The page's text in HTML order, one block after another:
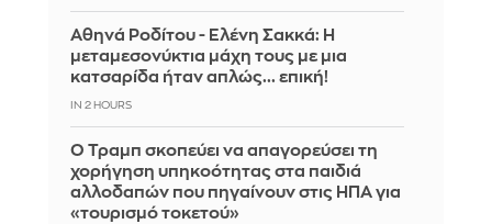
Αθηνά Ροδίτου - Ελένη Σακκά: Η
μεταμεσονύκτια μάχη τους με μια
κατσαρίδα ήταν απλώς... επική!
IN 2 HOURS
Ο Τραμπ σκοπεύει να απαγορεύσει τη
χορήγηση υπηκοότητας στα παιδιά
αλλοδαπών που πηγαίνουν στις ΗΠΑ για
«τουρισμό τοκετού»